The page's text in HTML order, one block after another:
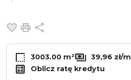
Dodaj do ulubionych
Drukuj
3003.00 m² 39,96 zł/m
Oblicz ratę kredytu